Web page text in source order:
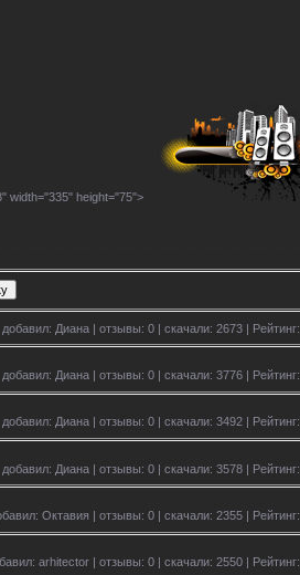
width="335" height="75">
добавил: Диана | отзывы: 0 | скачали: 2673 | Рейтинг:
добавил: Диана | отзывы: 0 | скачали: 3776 | Рейтинг:
добавил: Диана | отзывы: 0 | скачали: 3492 | Рейтинг:
добавил: Диана | отзывы: 0 | скачали: 3578 | Рейтинг:
Октавия | отзывы: 0 | скачали: 2355 | Рейтинг:
arhitector | отзывы: 0 | скачали: 2550 | Рейтинг: